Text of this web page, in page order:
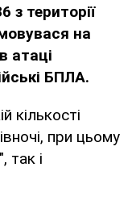
з території
на
в атаці
БПЛА.
кількості
при цьому
так і